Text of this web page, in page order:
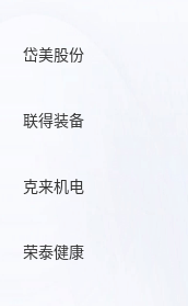
岱美股份
联得装备
克来机电
荣泰健康